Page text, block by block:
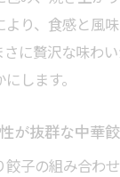
より、食感と風
に贅沢な味わ
します。
が抜群な中華
餃子の組み合わ